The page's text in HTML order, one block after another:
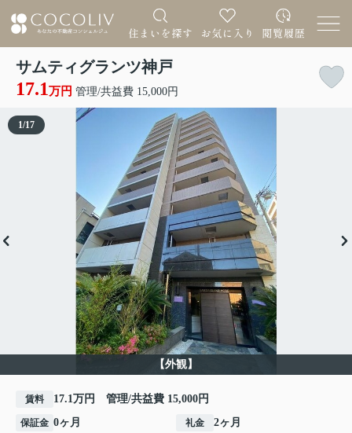
サムティグランツ神戸
17.1万円 管理/共益費 15,000円
【外観】
1/17
賃料 17.1万円 管理/共益費 15,000円
保証金 0ヶ月 礼金 2ヶ月